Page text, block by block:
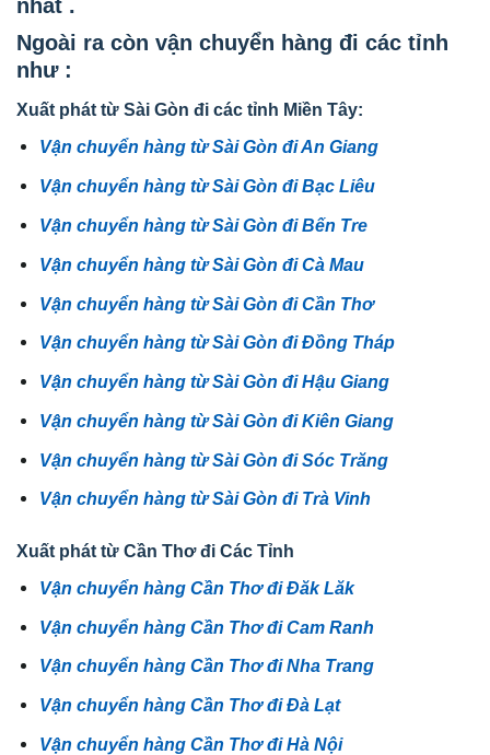
nhất .
Ngoài ra còn vận chuyển hàng đi các tỉnh
như :
Xuất phát từ Sài Gòn đi các tỉnh Miền Tây:
Vận chuyển hàng từ Sài Gòn đi An Giang
Vận chuyển hàng từ Sài Gòn đi Bạc Liêu
Vận chuyển hàng từ Sài Gòn đi Bến Tre
Vận chuyển hàng từ Sài Gòn đi Cà Mau
Vận chuyển hàng từ Sài Gòn đi Cần Thơ
Vận chuyển hàng từ Sài Gòn đi Đồng Tháp
Vận chuyển hàng từ Sài Gòn đi Hậu Giang
Vận chuyển hàng từ Sài Gòn đi Kiên Giang
Vận chuyển hàng từ Sài Gòn đi Sóc Trăng
Vận chuyển hàng từ Sài Gòn đi Trà Vinh
Xuất phát từ Cần Thơ đi Các Tỉnh
Vận chuyển hàng Cần Thơ đi Đăk Lăk
Vận chuyển hàng Cần Thơ đi Cam Ranh
Vận chuyển hàng Cần Thơ đi Nha Trang
Vận chuyển hàng Cần Thơ đi Đà Lạt
Vận chuyển hàng Cần Thơ đi Hà Nội